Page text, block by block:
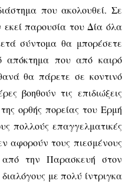
που ακολουθεί. Σε
παρουσία του Δία όλα
σύντομα θα μπορέσετε
απόκτημα που από καιρό
θα πάρετε σε κοντινό
βοηθούν τις επιδιώξεις
ορθής πορείας του Ερμή
πολλούς επαγγελματικές
αφορούν τους πιεσμένους
την Παρασκευή στον
με πολύ ίντριγκα